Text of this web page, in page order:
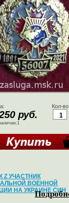
руб.
Кол-
Z УЧАСТНИК
ВОЕННОЙ
НА УКРАИНЕ СИН